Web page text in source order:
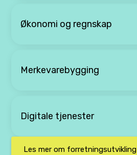
Økonomi og regnskap
Merkevarebygging
Digitale tjenester
Les mer om forretningsutvikling